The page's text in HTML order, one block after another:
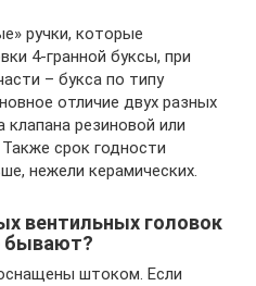
ручки, которые
4-гранной буксы, при
– букса по типу
отличие двух разных
клапана резиновой или
срок годности
нежели керамических.
вентильных головок
бывают?
штоком. Если